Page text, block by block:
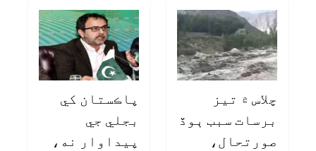
چلاس ۾ تيز
برسات سبب ٻوڏ
صورتحال،
پاڪستان کي
بجلي جي
پيداوار نه،